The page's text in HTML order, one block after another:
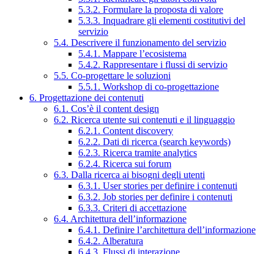
5.3.2. Formulare la proposta di valore
5.3.3. Inquadrare gli elementi costitutivi del
servizio
5.4. Descrivere il funzionamento del servizio
5.4.1. Mappare l’ecosistema
5.4.2. Rappresentare i flussi di servizio
5.5. Co-progettare le soluzioni
5.5.1. Workshop di co-progettazione
6. Progettazione dei contenuti
6.1. Cos’è il content design
6.2. Ricerca utente sui contenuti e il linguaggio
6.2.1. Content discovery
6.2.2. Dati di ricerca (search keywords)
6.2.3. Ricerca tramite analytics
6.2.4. Ricerca sui forum
6.3. Dalla ricerca ai bisogni degli utenti
6.3.1. User stories per definire i contenuti
6.3.2. Job stories per definire i contenuti
6.3.3. Criteri di accettazione
6.4. Architettura dell’informazione
6.4.1. Definire l’architettura dell’informazione
6.4.2. Alberatura
6.4.3. Flussi di interazione